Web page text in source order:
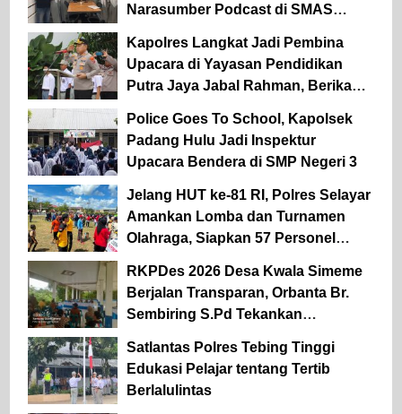
Narasumber Podcast di SMAS
Kapolres Langkat Jadi Pembina
Upacara di Yayasan Pendidikan
Putra Jaya Jabal Rahman, Berikan
kepada Pelajar
Police Goes To School, Kapolsek
Padang Hulu Jadi Inspektur
Upacara Bendera di SMP Negeri 3
Jelang HUT ke-81 RI, Polres Selayar
Amankan Lomba dan Turnamen
Olahraga, Siapkan 57 Personel
RKPDes 2026 Desa Kwala Simeme
Berjalan Transparan, Orbanta Br.
Sembiring S.Pd Tekankan
Satlantas Polres Tebing Tinggi
Edukasi Pelajar tentang Tertib
Berlalulintas